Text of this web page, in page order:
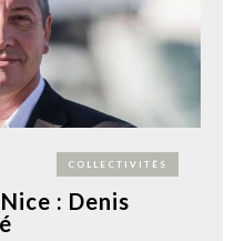
COLLECTIVITÉS
: Denis